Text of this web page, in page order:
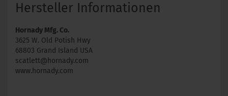
Hersteller Informationen
Hornady Mfg. Co.
3625 W. Old Potish Hwy
68803 Grand Island USA
scatlett@hornady.com
www.hornady.com